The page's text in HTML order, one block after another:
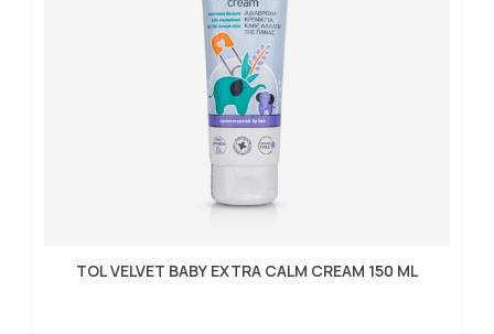
TOL VELVET BABY EXTRA CALM CREAM 150 ML